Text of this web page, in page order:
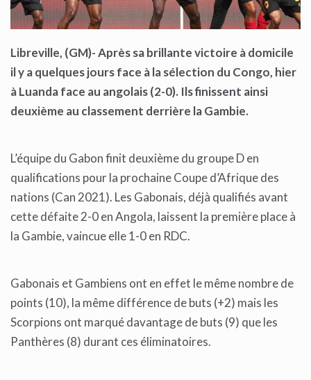
Libreville, (GM)- Après sa brillante victoire à domicile
il y a quelques jours face à la sélection du Congo, hier
à Luanda face au angolais (2-0). Ils finissent ainsi
deuxième au classement derrière la Gambie.
L’équipe du Gabon finit deuxième du groupe D en
qualifications pour la prochaine Coupe d’Afrique des
nations (Can 2021). Les Gabonais, déjà qualifiés avant
cette défaite 2-0 en Angola, laissent la première place à
la Gambie, vaincue elle 1-0 en RDC.
Gabonais et Gambiens ont en effet le même nombre de
points (10), la même différence de buts (+2) mais les
Scorpions ont marqué davantage de buts (9) que les
Panthères (8) durant ces éliminatoires.